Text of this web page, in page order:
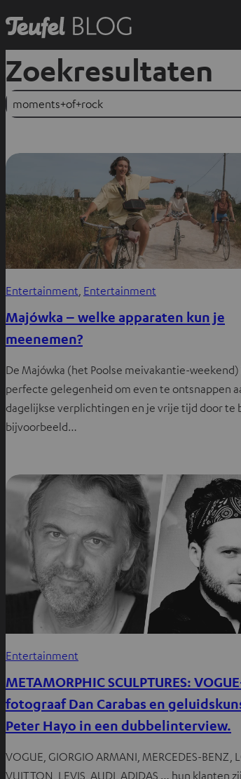
Zoekresultaten
Suchen
Entertainment Entertainment
Majówka – welke apparaten kun je
meenemen?
De Majówka (het Poolse meivakantie-weekend)
perfecte gelegenheid om even te ontsnappen
dagelijkse verplichtingen en je vrije tijd door te
bijvoorbeeld…
Entertainment
METAMORPHIC SCULPTURES:
fotograaf Dan Carabas en
Peter Hayo in een dubbelinterview.
VOGUE, GIORGIO ARMANI, MERCEDES-BENZ,
VUITTON, LEVIS, AUDI, ADIDAS … hun klanten